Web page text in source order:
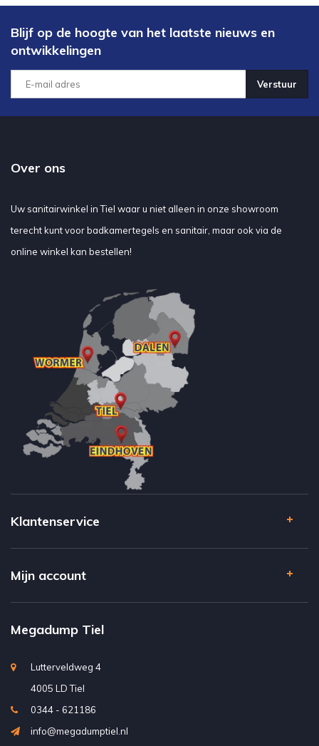
Blijf op de hoogte van het laatste nieuws en
ontwikkelingen
Verstuur
Over ons
Uw sanitairwinkel in Tiel waar u niet alleen in onze showroom
terecht kunt voor badkamertegels en sanitair, maar ook via de
online winkel kan bestellen!
Klantenservice
Mijn account
Megadump Tiel
Lutterveldweg 4
4005 LD Tiel
0344 - 621186
info@megadumptiel.nl